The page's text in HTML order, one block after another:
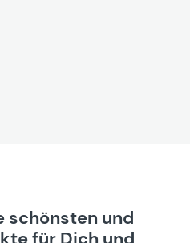
schönsten und